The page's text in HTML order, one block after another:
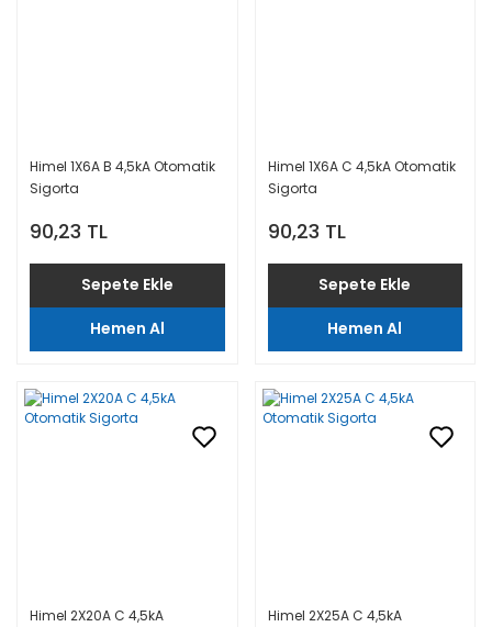
Himel 1X6A B 4,5kA Otomatik
Sigorta
90,23 TL
Sepete Ekle
Hemen Al
Himel 1X6A C 4,5kA Otomatik
Sigorta
90,23 TL
Sepete Ekle
Hemen Al
Himel 2X20A C 4,5kA
Himel 2X25A C 4,5kA